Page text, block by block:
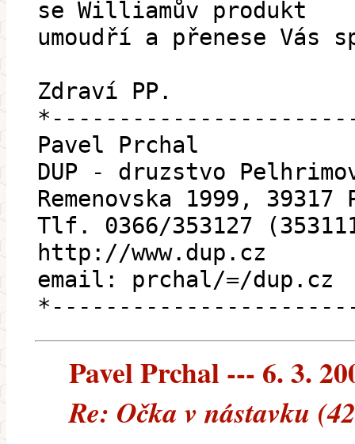
se Williamův produkt
umoudří a přenese Vás
Zdraví PP.
Pavel Prchal
DUP - druzstvo
Remenovska 1999, 39317
Tlf. 0366/353127
http://www.dup.cz
email: prchal/=/dup.cz
Pavel Prchal --- 6. 3.
Re: Očka v nástavku